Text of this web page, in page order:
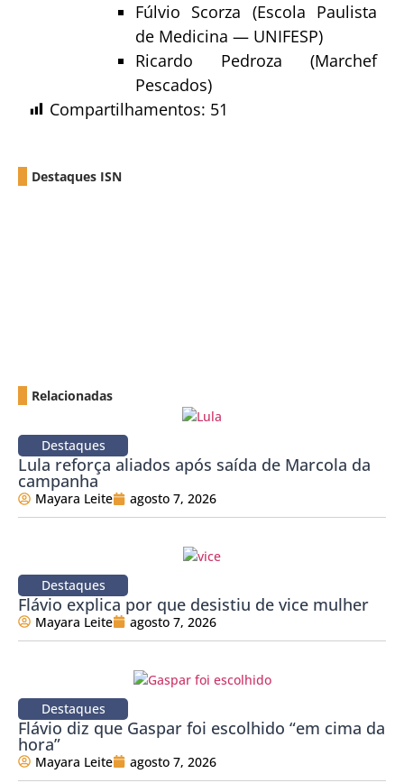
Fúlvio Scorza (Escola Paulista
de Medicina — UNIFESP)
Ricardo Pedroza (Marchef
Pescados)
Compartilhamentos: 51
Destaques ISN
Relacionadas
Destaques
Lula reforça aliados após saída de Marcola da
campanha
Mayara Leite agosto 7, 2026
Destaques
Flávio explica por que desistiu de vice mulher
Mayara Leite agosto 7, 2026
Destaques
Flávio diz que Gaspar foi escolhido “em cima da
hora”
Mayara Leite agosto 7, 2026